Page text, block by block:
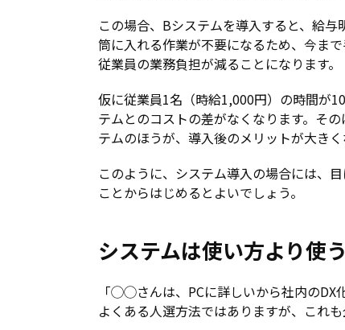
この場合、Bシステムを導入すると、給与
筒に入れる作業が不要になるため、今ま
従業員の業務負担が減ることになります。
仮に従業員1名（時給1,000円）の時間が
テムとのコストの差がなくなります。そ
テムのほうが、導入後のメリットが大きく
このように、システム導入の場合には、
ことからはじめるとよいでしょう。
システムは使い方より使
「◯◯さんは、PCに詳しいから社内のDX
よくある人選方法ではありますが、これ